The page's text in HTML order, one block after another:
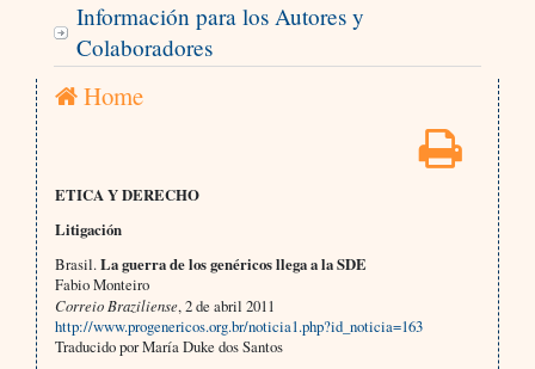
Información para los Autores y
Colaboradores
Home
ETICA Y DERECHO
Litigación
Brasil.La guerra de los genéricos llega a la SDE
Fabio Monteiro
Correio Braziliense, 2 de abril 2011
http://www.progenericos.org.br/noticia1.php?id_noticia=163
Traducido por María Duke dos Santos